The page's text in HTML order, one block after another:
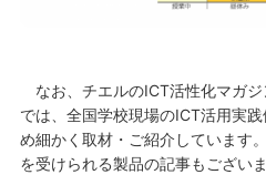
なお、チエルのICT活性化マガジ
では、全国学校現場のICT活用実
め細かく取材・ご紹介しています
を受けられる製品の記事もござい